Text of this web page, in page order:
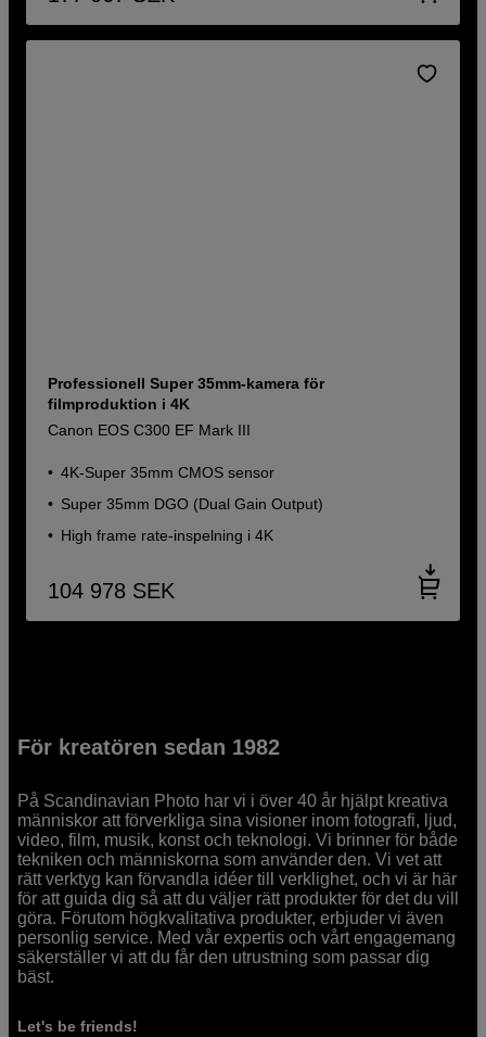
Professionell Super 35mm-kamera för
filmproduktion i 4K
Canon EOS C300 EF Mark III
4K-Super 35mm CMOS sensor
Super 35mm DGO (Dual Gain Output)
High frame rate-inspelning i 4K
104 978 SEK
För kreatören sedan 1982
På Scandinavian Photo har vi i över 40 år hjälpt kreativa
människor att förverkliga sina visioner inom fotografi, ljud,
video, film, musik, konst och teknologi. Vi brinner för både
tekniken och människorna som använder den. Vi vet att
rätt verktyg kan förvandla idéer till verklighet, och vi är här
för att guida dig så att du väljer rätt produkter för det du vill
göra. Förutom högkvalitativa produkter, erbjuder vi även
personlig service. Med vår expertis och vårt engagemang
säkerställer vi att du får den utrustning som passar dig
bäst.
Let's be friends!